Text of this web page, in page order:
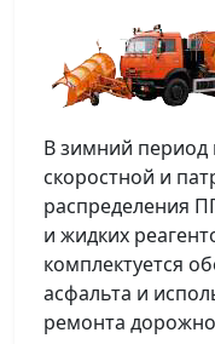
В зимний
скоростной и
распределения
и жидких
комплектуется
асфальта и
ремонта